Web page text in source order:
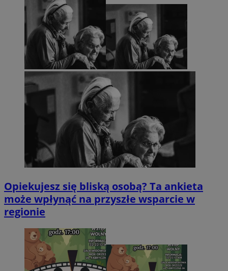
Opiekujesz się bliską osobą? Ta ankieta
może wpłynąć na przyszłe wsparcie w
regionie